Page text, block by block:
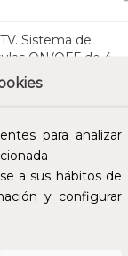
para analizar
a sus hábitos de
y configurar
Sistema de
ON/OFF de 4
están aisladas,
bandeja de drenaje.
eléctricas: no
se puede quitar